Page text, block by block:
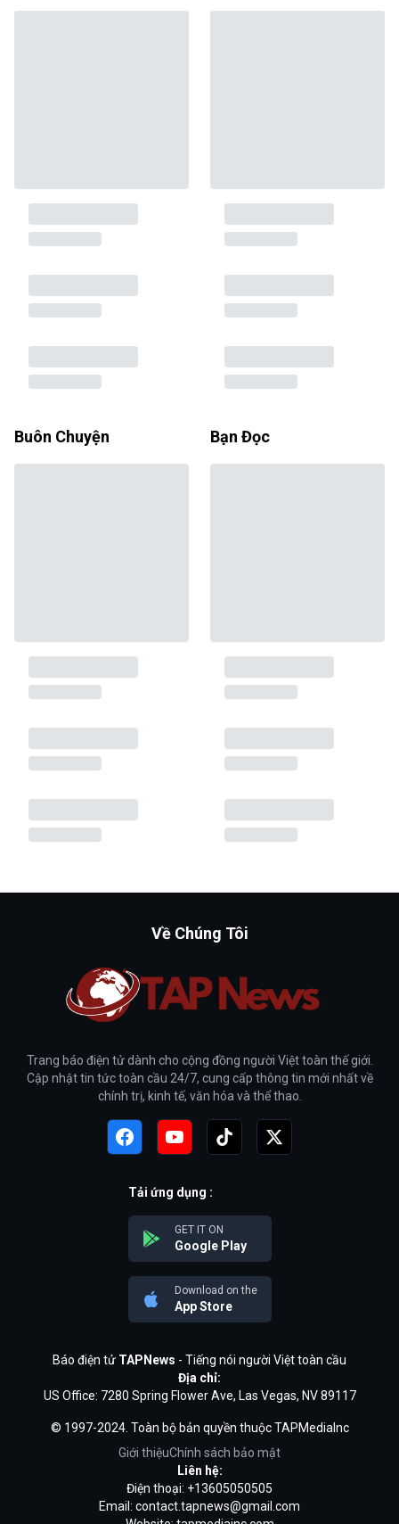
Buôn Chuyện Bạn Đọc
Về Chúng Tôi
Trang báo điện tử dành cho cộng đồng người Việt toàn thế giới.
Cập nhật tin tức toàn cầu 24/7, cung cấp thông tin mới nhất về
chính trị, kinh tế, văn hóa và thể thao.
Tải ứng dụng :
GET IT ON
Google Play
Download on the
App Store
Báo điện tử TAPNews - Tiếng nói người Việt toàn cầu
Địa chỉ:
US Office: 7280 Spring Flower Ave, Las Vegas, NV 89117
© 1997-2024. Toàn bộ bản quyền thuộc TAPMediaInc
Giới thiệuChính sách bảo mật
Liên hệ:
Điện thoại: +13605050505
Email: contact.tapnews@gmail.com